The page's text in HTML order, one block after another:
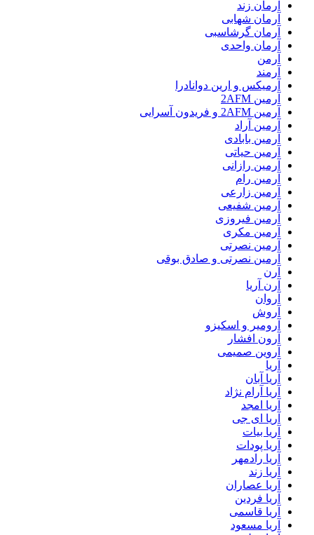
آرمان زند
آرمان شهابی
آرمان گرشاسبی
آرمان واحدی
آرمن
آرمند
آرمیکس و ارین دوانادرا
آرمین 2AFM
آرمین 2AFM و فریدون آسرایی
آرمین آراد
آرمین بابادی
آرمین حیاتی
آرمین رازانی
آرمین رام
آرمین زارعی
آرمین شفیعی
آرمین فیروزی
آرمین مکری
آرمین نصرتی
آرمین نصرتی و صادق بوقی
آرن
آرن آریا
آروان
آروش
آرومیر و اسکیزو
آرون افشار
آروین صمیمی
آریا
آریا آبان
آریا آرام نژاد
آریا امجد
آریا ای جی
آریا بیات
آریا پودات
آریا رادمهر
آریا زند
آریا عصاران
آریا فردین
آریا قاسمی
آریا مسعود